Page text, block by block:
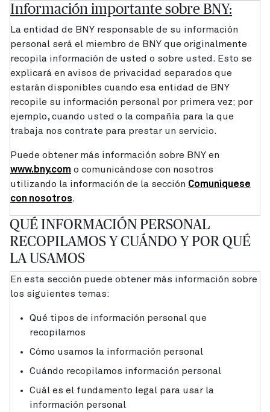
Información importante sobre BNY:
La entidad de BNY responsable de su información
personal será el miembro de BNY que originalmente
recopila información de usted o sobre usted. Esto se
explicará en avisos de privacidad separados que
estarán disponibles cuando esa entidad de BNY
recopile su información personal por primera vez; por
ejemplo, cuando usted o la compañía para la que
trabaja nos contrate para prestar un servicio.
Puede obtener más información sobre BNY en
www.bny.com o comunicándose con nosotros
utilizando la información de la sección Comuníquese
con nosotros.
QUÉ INFORMACIÓN PERSONAL
RECOPILAMOS Y CUÁNDO Y POR QUÉ
LA USAMOS
En esta sección puede obtener más información sobre
los siguientes temas:
Qué tipos de información personal que
recopilamos
Cómo usamos la información personal
Cuándo recopilamos información personal
Cuál es el fundamento legal para usar la
información personal